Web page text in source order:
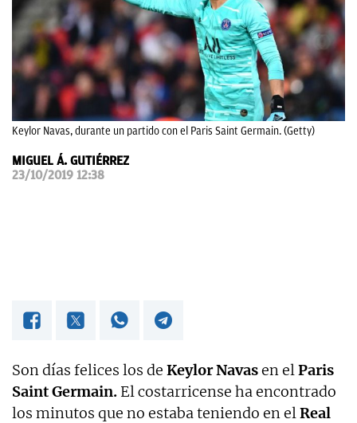
Keylor Navas, durante un partido con el Paris Saint Germain. (Getty)
MIGUEL Á. GUTIÉRREZ
23/10/2019 12:38
Son días felices los de Keylor Navasen elParis
Saint Germain. El costarricense ha encontrado
los minutos que no estaba teniendo en elReal